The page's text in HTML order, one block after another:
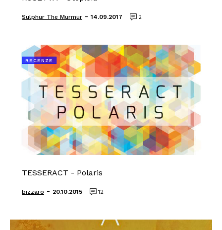
Sulphur The Murmur - 14.09.2017 2
RECENZE
TESSERACT - Polaris
bizzaro - 20.10.2015 12